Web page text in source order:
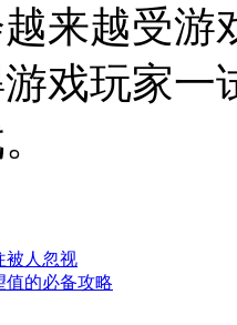
来越受游
戏玩家一
被人忽视
值的必备攻略